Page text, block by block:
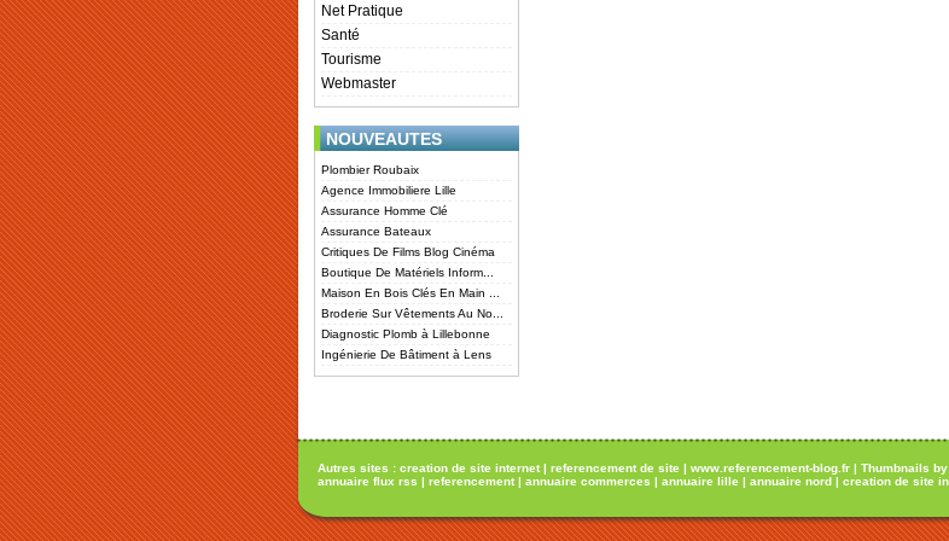
Net Pratique
Santé
Tourisme
Webmaster
NOUVEAUTES
Plombier Roubaix
Agence Immobiliere Lille
Assurance Homme Clé
Assurance Bateaux
Critiques De Films Blog Cinéma
Boutique De Matériels Inform...
Maison En Bois Clés En Main ...
Broderie Sur Vêtements Au No...
Diagnostic Plomb à Lillebonne
Ingénierie De Bâtiment à Lens
Autres sites : creation de site internet| referencement de site | www.referencement-blog.fr | Thumbnails
annuaire flux rss | referencement| annuaire commerces | annuaire lille | annuaire nord | creation de site